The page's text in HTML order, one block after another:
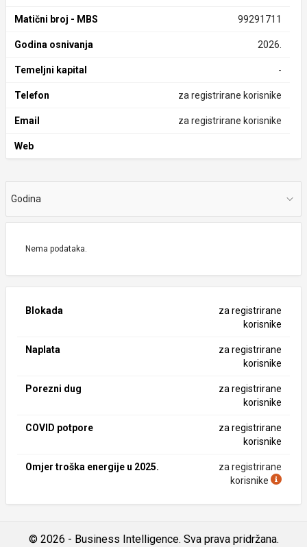
Matični broj - MBS 99291711
Godina osnivanja 2026.
Temeljni kapital -
Telefon za registrirane korisnike
Email za registrirane korisnike
Web
Godina
Nema podataka.
Blokada
za registrirane
korisnike
Naplata
za registrirane
korisnike
Porezni dug
za registrirane
korisnike
COVID potpore
za registrirane
korisnike
Omjer troška energije u 2025.
za registrirane
korisnike
© 2026 - Business Intelligence. Sva prava pridržana.